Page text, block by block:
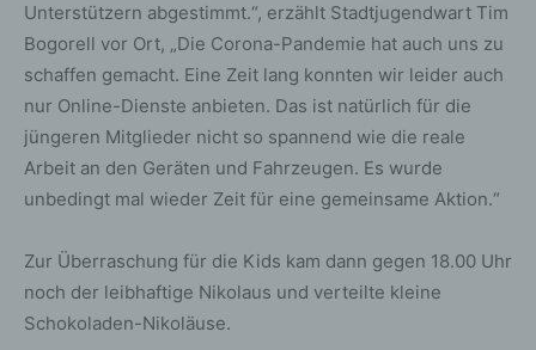
Unterstützern abgestimmt.“, erzählt Stadtjugendwart Tim
Bogorell vor Ort, „Die Corona-Pandemie hat auch uns zu
schaffen gemacht. Eine Zeit lang konnten wir leider auch
nur Online-Dienste anbieten. Das ist natürlich für die
jüngeren Mitglieder nicht so spannend wie die reale
Arbeit an den Geräten und Fahrzeugen. Es wurde
unbedingt mal wieder Zeit für eine gemeinsame Aktion.“
Zur Überraschung für die Kids kam dann gegen 18.00 Uhr
noch der leibhaftige Nikolaus und verteilte kleine
Schokoladen-Nikoläuse.